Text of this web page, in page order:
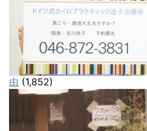
由 (1,852)